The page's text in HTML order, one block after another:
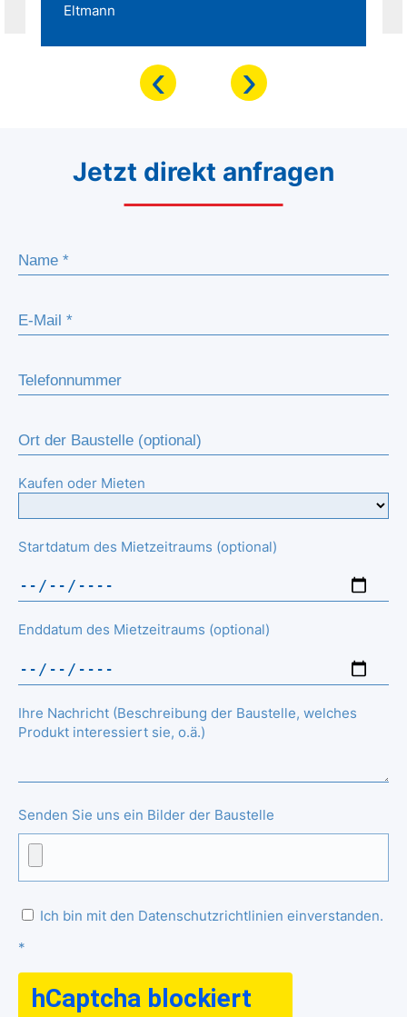
Eltmann
‹ ›
Jetzt direkt anfragen
Kaufen oder Mieten
Startdatum des Mietzeitraums (optional)
Enddatum des Mietzeitraums (optional)
Ihre Nachricht (Beschreibung der Baustelle, welches
Produkt interessiert sie, o.ä.)
Senden Sie uns ein Bilder der Baustelle
Ich bin mit den Datenschutzrichtlinien einverstanden.
*